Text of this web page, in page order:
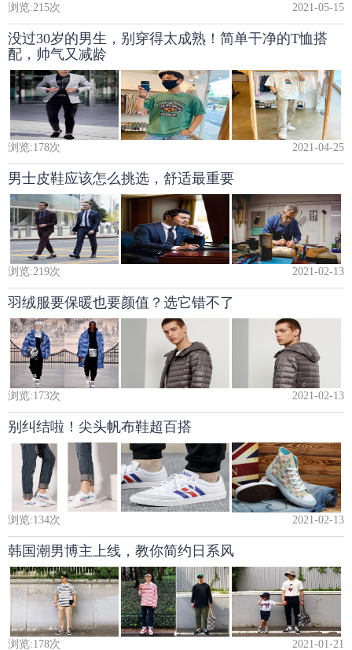
浏览:215次 2021-05-15
没过30岁的男生，别穿得太成熟！简单干净的T恤搭
配，帅气又减龄
浏览:178次 2021-04-25
男士皮鞋应该怎么挑选，舒适最重要
浏览:219次 2021-02-13
羽绒服要保暖也要颜值？选它错不了
浏览:173次 2021-02-13
别纠结啦！尖头帆布鞋超百搭
浏览:134次 2021-02-13
韩国潮男博主上线，教你简约日系风
浏览:178次 2021-01-21